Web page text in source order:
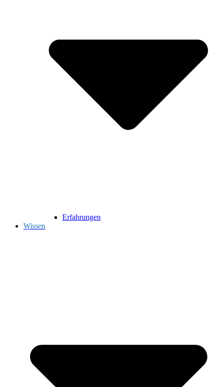
Erfahrungen
Wissen